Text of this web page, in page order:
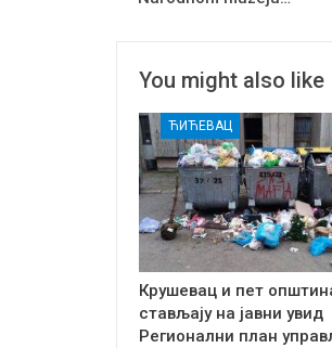
You might also like
ЋИЋЕВАЦ
Крушевац и пет
стављају на јавни увид
Регионални план